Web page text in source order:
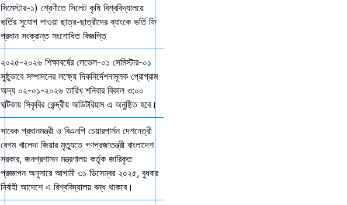
সিমেস্টার-১) শ্রেণীতে সিলেট কৃষি বিশ্ববিদ্যালয়ে
ভর্তির সুযোগ পাওয়া ছাত্র-ছাত্রীদের ব্যাংকে ভর্তি ফি
প্রধান সংক্রান্ত সংশোধিত বিজ্ঞপ্তি
২০২৫-২০২৬ শিক্ষাবর্ষের লেভেল-০১ সেমিস্টার-০১
সুষ্ঠুভাবে সম্পাদনের লক্ষ্যে দিকনির্দেশনামূলক প্রোগ্রাম
অদ্য ০২-০১-২০২৬ তারিখ শনিবার বিকাল ৩:০০
ঘটিকায় সিকৃবির কেন্দ্রীয় অডিটরিয়াম এ অনুষ্ঠিত হবে।
সাবেক প্রধানমন্ত্রী ও বিএনপি চেয়ারপার্সন দেশনেত্রী
বেগম খালেদা জিয়ার মৃত্যুতে গণপ্রজাতন্ত্রী বাংলাদেশ
সরকার, জনপ্রশাসন মন্ত্রণালয় কর্তৃক জারিকৃত
প্রজ্ঞাপন অনুসারে আগামী ৩১ ডিসেম্বর ২০২৫, বুধবার
নির্বাহী আদেশে এ বিশ্ববিদ্যালয় বন্ধ থাকবে।